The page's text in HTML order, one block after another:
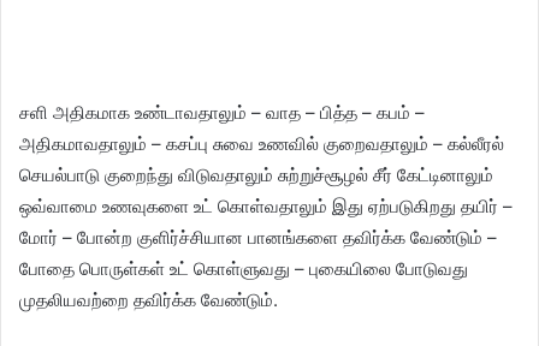
சளி அதிகமாக உண்டாவதாலும் – வாத – பித்த – கபம் –
அதிகமாவதாலும் – கசப்பு சுவை உணவில் குறைவதாலும் – கல்லீரல்
செயல்பாடு குறைந்து விடுவதாலும் சுற்றுச்சூழல் சீர் கேட்டினாலும்
ஒவ்வாமை உணவுகளை உட் கொள்வதாலும் இது ஏற்படுகிறது தயிர் –
மோர் – போன்ற குளிர்ச்சியான பானங்களை தவிர்க்க வேண்டும் –
போதை பொருள்கள் உட் கொள்ளுவது – புகையிலை போடுவது
முதலியவற்றை தவிர்க்க வேண்டும்.